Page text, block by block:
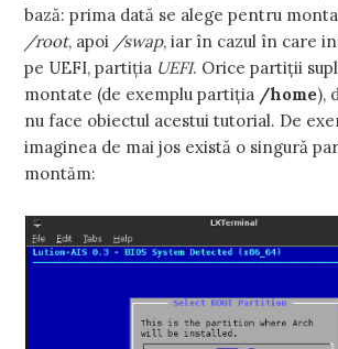
bază: prima dată se alege pentru
/root, apoi /swap, iar în cazul în care
pe UEFI, partiţia UEFI. Orice partiţii
montate (de exemplu partiţia /home),
nu face obiectul acestui tutorial. De
imaginea de mai jos există o singură
montăm: